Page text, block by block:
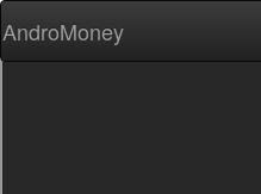
AndroMoney